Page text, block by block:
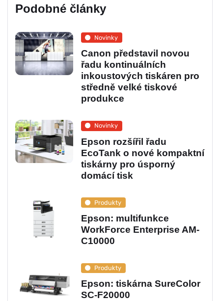
Podobné články
Novinky
Canon představil novou
řadu kontinuálních
inkoustových tiskáren pro
středně velké tiskové
produkce
Novinky
Epson rozšířil řadu
EcoTank o nové kompaktní
tiskárny pro úsporný
domácí tisk
Produkty
Epson: multifunkce
WorkForce Enterprise AM-
C10000
Produkty
Epson: tiskárna SureColor
SC-F20000